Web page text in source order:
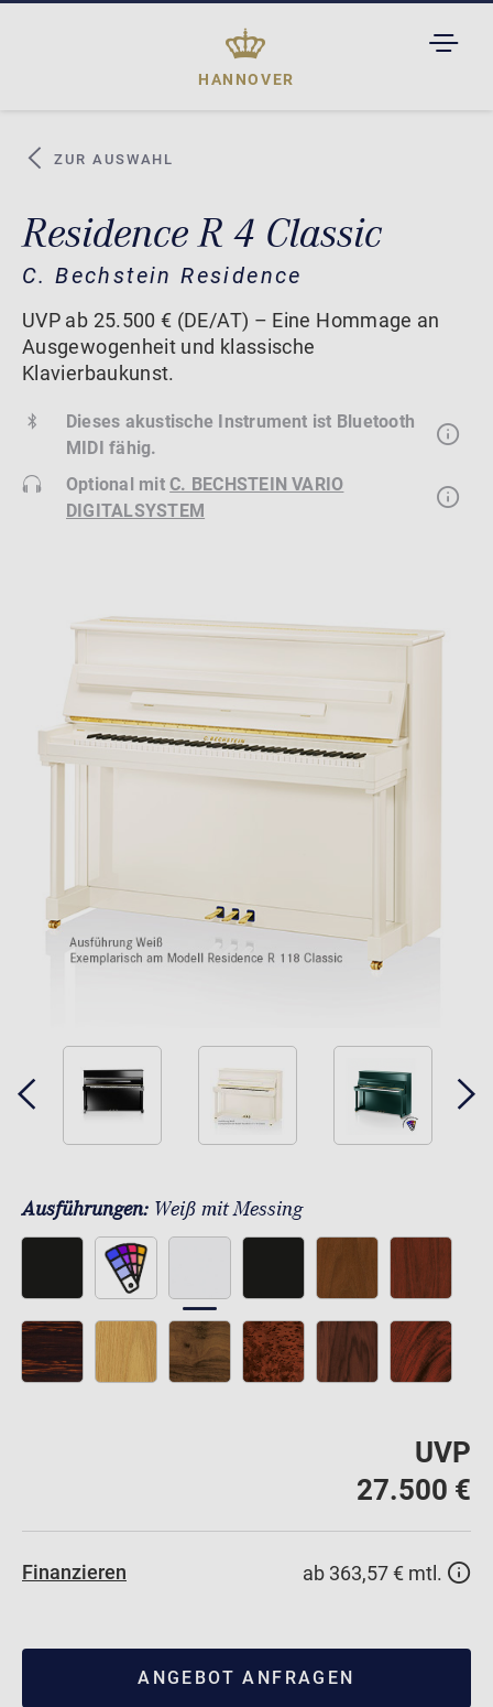
HANNOVER
ZUR AUSWAHL
Residence R 4 Classic
C. Bechstein Residence
UVP ab 25.500 € (DE/AT) – Eine Hommage an
Ausgewogenheit und klassische
Klavierbaukunst.
Dieses akustische Instrument ist Bluetooth
MIDI fähig.
Optional mitC. BECHSTEIN VARIO
DIGITALSYSTEM
Ausführungen: Weiß mit Messing
UVP
27.500 €
Finanzieren ab 363,57 € mtl.
ANGEBOT ANFRAGEN